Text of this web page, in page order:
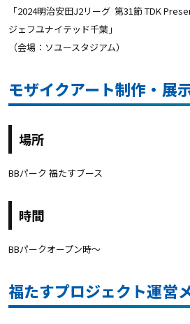
「2024明治安田J2リーグ 第31節 TDK
ジェフユナイテッド千葉 」
（会場：ソユースタジアム）
モザイクアート制作・展
場所
BBパーク 福たすブース
時間
BBパークオープン時〜
福たすプロジェクト運営